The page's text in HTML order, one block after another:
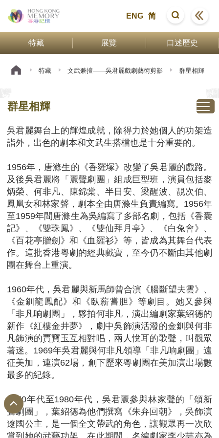
ENG 简
特藏 展覽 口述歷史
特藏 文武兼擅——吳君麗戲劇藝術剪影 群星相輝
群星相輝
吳君麗舞台上的輝煌成就，除得力於她個人的功架造
詣外，出色的劇本和文武生搭檔也是十分重要的。
1956年，唐滌生的《香羅塚》改變了吳君麗的戲路。
及後吳君麗將「麗聲劇團」組成巨型班，演員包括麥
炳榮、何非凡、陳錦棠、半日安、梁醒波、靚次伯、
鳳凰女和林家聲，劇本全由唐滌生負責編寫。1956年
至1959年間唐滌生為吳編寫了多部名劇，包括《香囊
記》、《雙珠鳳》、《雙仙拜月亭》、《白兔會》、
《百花亭贈劍》和《血羅衫》等，皆成為其舞台代表
作。這批香港粵劇的經典戲寶，至今仍不斷由其他劇
團在舞台上重演。
1960年代，吳君麗與新馬師曾合演《腸斷望夫雲》、
《金釧龍鳳配》和《臥薪嘗胆》等劇目。她又參與
「非凡响劇團」，夥拍何非凡，演出編劇家葉紹德的
新作《紅樓金井夢》，劇中吳飾演活潑的金釧與何非
凡飾演的賈寶玉互相對唱，兩人悅耳的歌聲，叫觀眾
著迷。1969年吳君麗與何非凡領導「非凡响劇團」遠
征美加，連演62場，創下歷來粵劇團在美加演出場數
最多的紀錄。
1970年代至1980年代，吳君麗參與林家聲的「頌新
聲劇團」，葉紹德為他們撰寫《朱弁回朝》，吳飾演
遼國公主，是一個全文帶武的角色，讓觀眾再一次欣
賞到她的武藝功架。在此期間，名編劇家李少芸亦為